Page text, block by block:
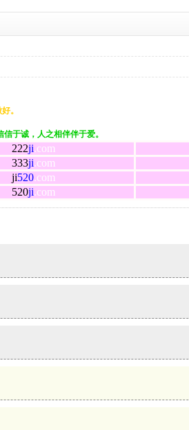
。
于诚，人之相伴伴于爱。
222ji.com
333ji.com
ji520.com
520ji.com